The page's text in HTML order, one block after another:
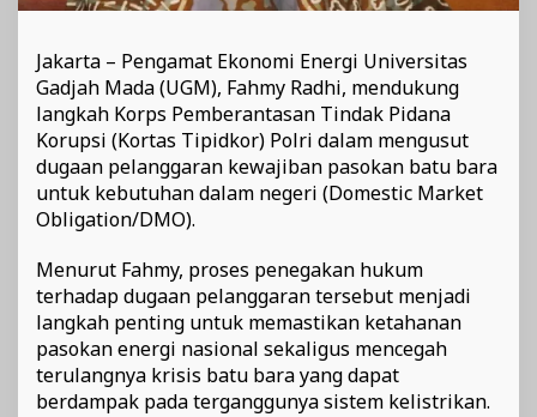
Jakarta – Pengamat Ekonomi Energi Universitas
Gadjah Mada (UGM), Fahmy Radhi, mendukung
langkah Korps Pemberantasan Tindak Pidana
Korupsi (Kortas Tipidkor) Polri dalam mengusut
dugaan pelanggaran kewajiban pasokan batu bara
untuk kebutuhan dalam negeri (Domestic Market
Obligation/DMO).
Menurut Fahmy, proses penegakan hukum
terhadap dugaan pelanggaran tersebut menjadi
langkah penting untuk memastikan ketahanan
pasokan energi nasional sekaligus mencegah
terulangnya krisis batu bara yang dapat
berdampak pada terganggunya sistem kelistrikan.